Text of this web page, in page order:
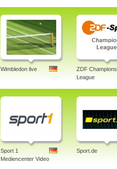
Wimbledon live
ZDF Champions
League
Sport 1
Mediencenter Video
Sport.de